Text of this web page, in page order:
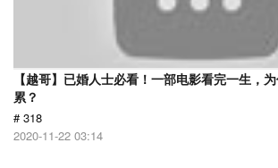
【越哥】已婚人士必看！一部电影看完一生，
累？
# 318
2020-11-22 03:14